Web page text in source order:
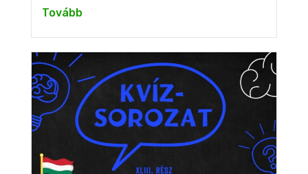
Tovább